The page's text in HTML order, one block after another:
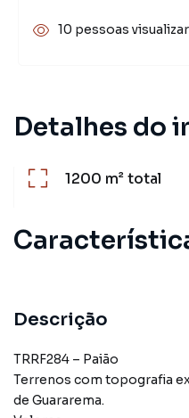
Detalhes do
1200 m²total
Descrição
TRRF284 – Paião
Terrenos com topografia
de Guararema.
10 pessoas